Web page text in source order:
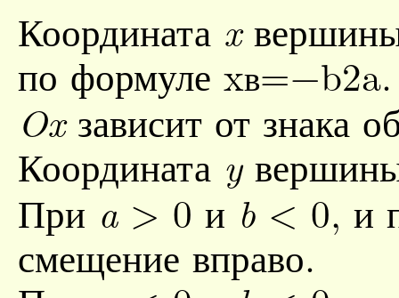
Координата xвершины
по формуле xв=−b2a
Oxзависит от знака
Координата y
При a> 0 и b< 0, и
смещение вправо.